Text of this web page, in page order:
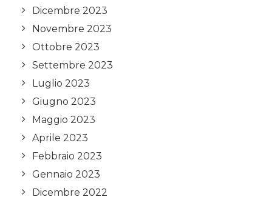
Dicembre 2023
Novembre 2023
Ottobre 2023
Settembre 2023
Luglio 2023
Giugno 2023
Maggio 2023
Aprile 2023
Febbraio 2023
Gennaio 2023
Dicembre 2022